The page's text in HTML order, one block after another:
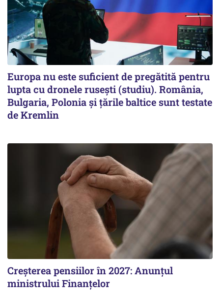
Europa nu este suficient de pregătită pentru
lupta cu dronele rusești (studiu). România,
Bulgaria, Polonia și țările baltice sunt testate
de Kremlin
Creșterea pensiilor în 2027: Anunțul
ministrului Finanțelor